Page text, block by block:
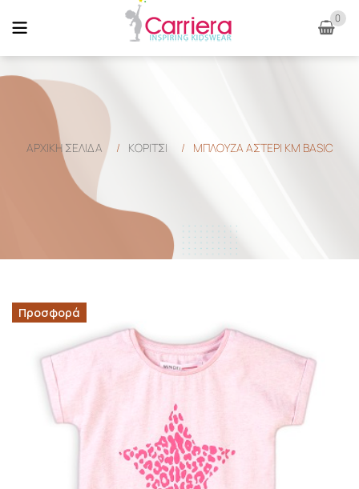
0
ΑΡΧΙΚΉ ΣΕΛΊΔΑ / ΚΟΡΙΤΣΙ / ΜΠΛΟΥΖΑ ΑΣΤΕΡΙ ΚΜ BASIC
Προσφορά